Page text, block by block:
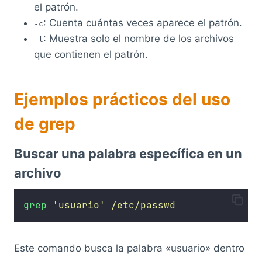
el patrón.
-c: Cuenta cuántas veces aparece el patrón.
-l : Muestra solo el nombre de los archivos
que contienen el patrón.
Ejemplos prácticos del uso
de grep
Buscar una palabra específica en un
archivo
grep ' usuario ' /etc/passwd
Este comando busca la palabra «usuario» dentro